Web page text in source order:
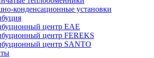
конденсационные установки
центр EAE
центр FEREKS
центр SANTO